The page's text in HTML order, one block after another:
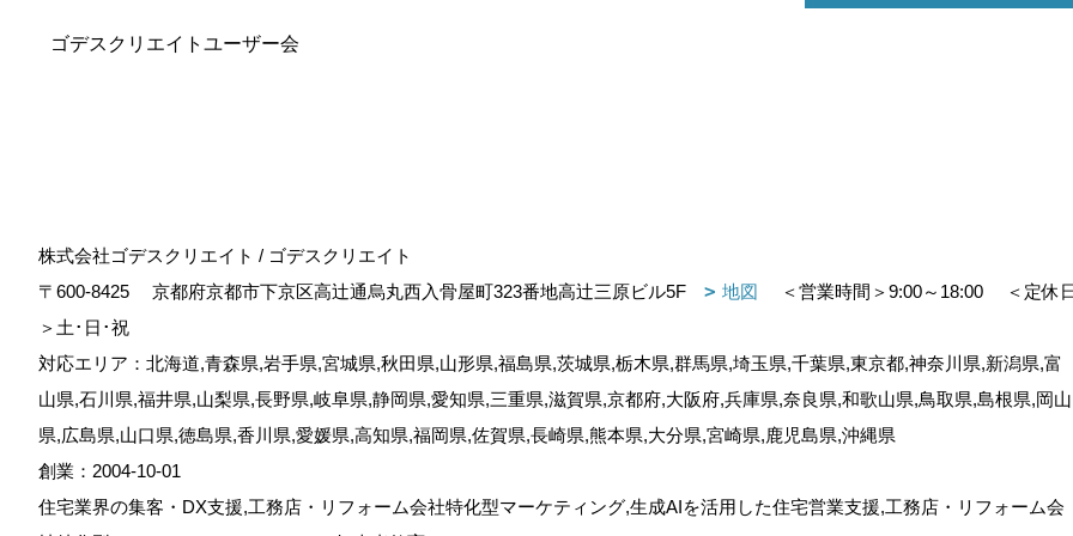
ゴデスクリエイトユーザー会
株式会社ゴデスクリエイト / ゴデスクリエイト
〒600-8425
京都府京都市下京区高辻通烏丸西入骨屋町323番地高辻三原ビル5F 地図 ＜営業時間＞9:00～18:00
＜定休
＞土･日･祝
対応エリア：北海道,青森県,岩手県,宮城県,秋田県,山形県,福島県,茨城県,栃木県,群馬県,埼玉県,千葉県,東京都,神奈川県,新潟県,富
山県,石川県,福井県,山梨県,長野県,岐阜県,静岡県,愛知県,三重県,滋賀県,京都府,大阪府,兵庫県,奈良県,和歌山県,鳥取県,島根県,岡山
県,広島県,山口県,徳島県,香川県,愛媛県,高知県,福岡県,佐賀県,長崎県,熊本県,大分県,宮崎県,鹿児島県,沖縄県
創業：2004-10-01
住宅業界の集客・DX支援,工務店・リフォーム会社特化型マーケティング,生成AIを活用した住宅営業支援,工務店・リフォーム会